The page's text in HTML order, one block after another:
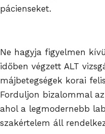
pácienseket.
Ne hagyja figyelmen
időben végzett ALT
májbetegségek korai
Forduljon bizalommal
ahol a legmodernebb
szakértelem áll